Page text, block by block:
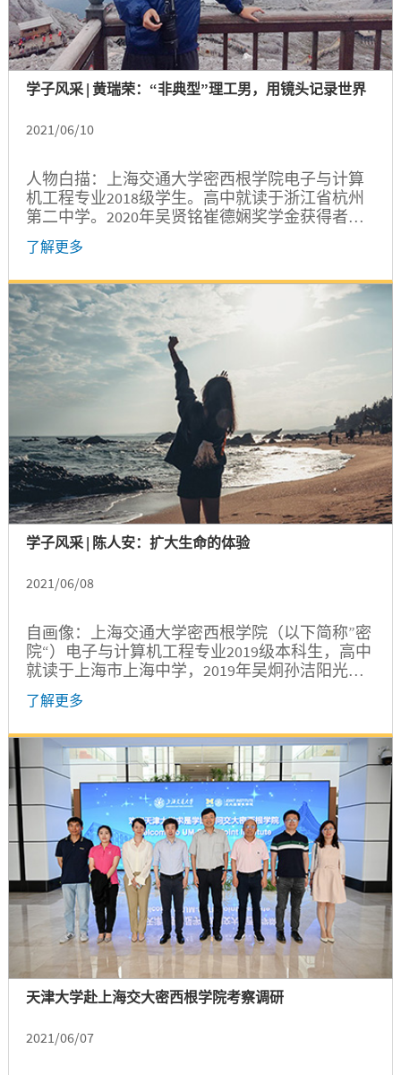
学子风采 | 黄瑞荣：“非典型”理工男，用镜头记录世界
2021/06/10
人物白描：上海交通大学密西根学院电子与计算
机工程专业2018级学生。高中就读于浙江省杭州
第二中学。2020年吴贤铭崔德娴奖学金获得者。
在最美好的青春年华追寻自己的热爱不但不会影
响学习，还能给未来的自己留下丰富多彩的回
的心得体会。在密院学习的几年中，他遇到了很
多优秀的老师和同学们，在和大家的交流学习中
收获了知识与成长。 学科交叉，探索全新领域...
了解更多
学子风采 | 陈人安：扩大生命的体验
2021/06/08
自画像：上海交通大学密西根学院（以下简称”密
院“）电子与计算机工程专业2019级本科生，高中
就读于上海市上海中学，2019年吴炯孙洁阳光奖
学金、密西根学院发展奖学金、2020年国家奖学
金、吴炯孙洁卓越奖学金、上海交通大学本科生
团成员、上海交通大学荣昶储才计划五期学员、
上海交通大学艺术中心成员。 在密院学习、生活
的点点滴滴给予了我充盈的灵感与创造力；密院
环境所塑造的国际视野亦指引我在扎根中国土壤
的同时，立志成为世界公民。 灵感驱动，奔赴热
爱...
了解更多
天津大学赴上海交大密西根学院考察调研
2021/06/07